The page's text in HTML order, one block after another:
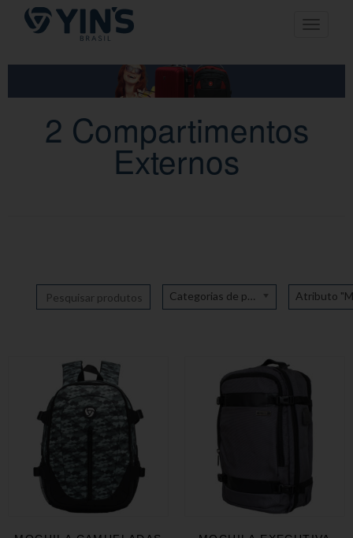
Pular
para
conteúdo
Toggle
2 Compartimentos
Externos
Categorias de produto